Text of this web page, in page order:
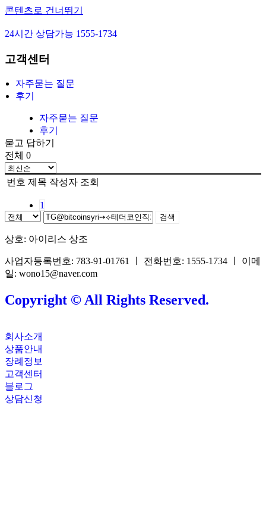
콘텐츠로 건너뛰기
아이리스 2호
아이리스 4호
장지준비
자주묻는 질문
후기
24시간 상담가능 1555-1734
고객센터
자주묻는 질문
후기
자주묻는 질문
후기
묻고 답하기
전체 0
번호 제목 작성자 조회
1
검색
상호: 아이리스 상조
사업자등록번호: 783-91-01761 ㅣ 전화번호: 1555-1734 ㅣ 이메
일: wono15@naver.com
Copyright © All Rights Reserved.
회사소개
상품안내
장례정보
고객센터
블로그
상담신청